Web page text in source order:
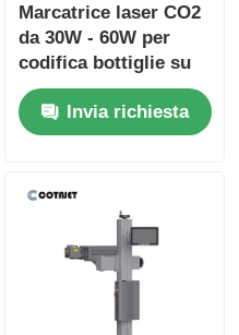
Marcatrice laser CO2
da 30W - 60W per
codifica bottiglie su
linea di produzione
Invia richiesta